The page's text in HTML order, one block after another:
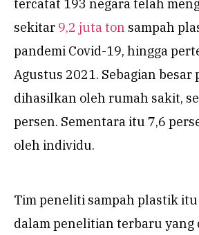
tercatat 193 negara telah
sekitar 9,2 juta ton sampah
pandemi Covid-19, hingga
Agustus 2021. Sebagian
dihasilkan oleh rumah sakit,
persen. Sementara itu 7,6
oleh individu.
Tim peneliti sampah plastik
dalam penelitian terbaru